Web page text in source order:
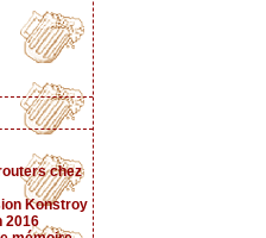
chez
Konstroy
2016